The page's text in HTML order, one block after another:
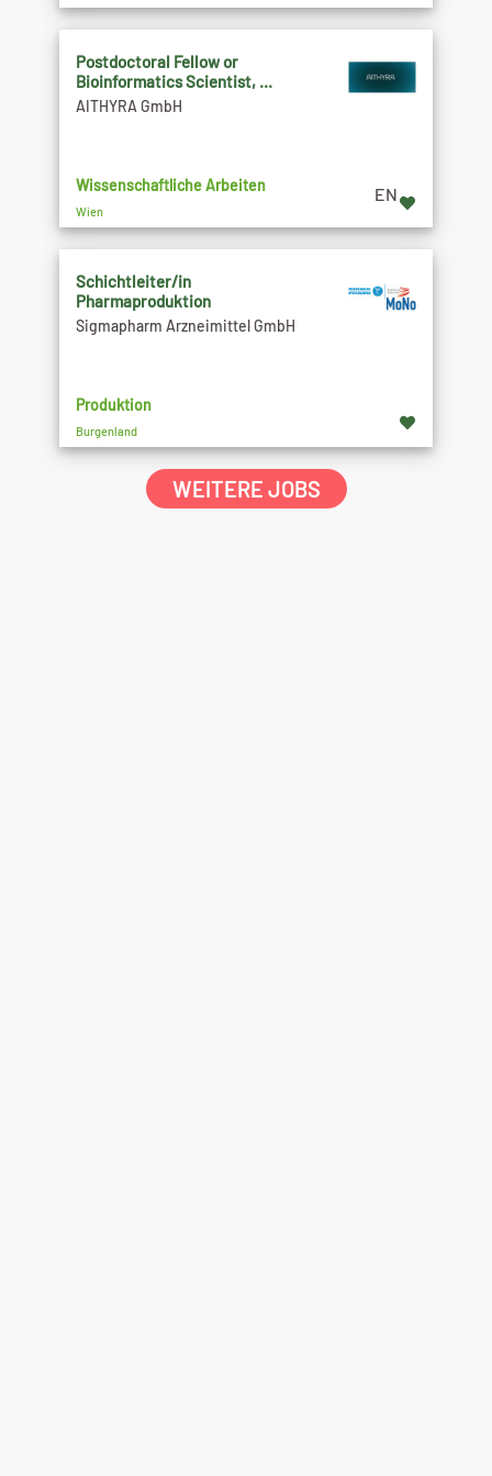
Postdoctoral Fellow or
Bioinformatics Scientist, ...
AITHYRA GmbH
Wissenschaftliche Arbeiten
Wien
EN
Schichtleiter/in
Pharmaproduktion
Sigmapharm Arzneimittel GmbH
Produktion
Burgenland
WEITERE JOBS